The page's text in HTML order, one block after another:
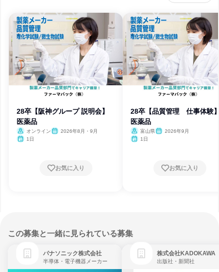
28卒【阪神グループ 説明会】
医薬品
オンライン
2026年8月・9月
1日
お気に入り
28卒【品質管理 仕事体験
医薬品
富山県
2026年9月
1日
お気に入り
この募集と一緒に見られている募集
パナソニック株式会社
半導体・電子機器メーカー
株式会社KADOKAWA
出版社・新聞社